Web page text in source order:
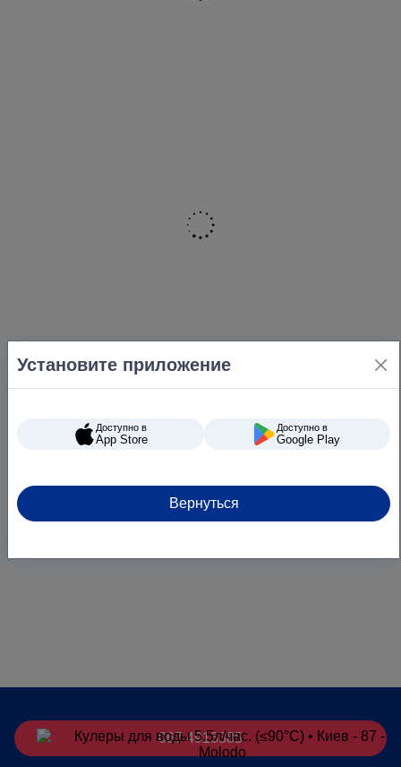
067 4913385
Установите приложение
Доступно в
App Store
Доступно в
Google Play
Вернуться